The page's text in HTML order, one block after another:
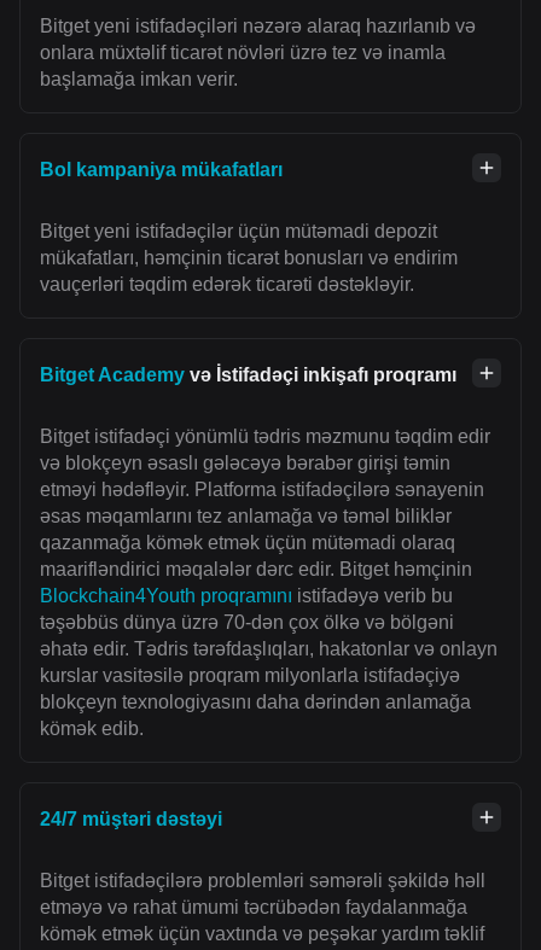
Bitget yeni istifadəçiləri nəzərə alaraq hazırlanıb və
onlara müxtəlif ticarət növləri üzrə tez və inamla
başlamağa imkan verir.
Bol kampaniya mükafatları
Bitget yeni istifadəçilər üçün mütəmadi depozit
mükafatları, həmçinin ticarət bonusları və endirim
vauçerləri təqdim edərək ticarəti dəstəkləyir.
Bitget Academy və İstifadəçi inkişafı proqramı
Bitget istifadəçi yönümlü tədris məzmunu təqdim edir
və blokçeyn əsaslı gələcəyə bərabər girişi təmin
etməyi hədəfləyir. Platforma istifadəçilərə sənayenin
əsas məqamlarını tez anlamağa və təməl biliklər
qazanmağa kömək etmək üçün mütəmadi olaraq
maarifləndirici məqalələr dərc edir. Bitget həmçinin
Blockchain4Youth proqramını istifadəyə verib bu
təşəbbüs dünya üzrə 70-dən çox ölkə və bölgəni
əhatə edir. Tədris tərəfdaşlıqları, hakatonlar və onlayn
kurslar vasitəsilə proqram milyonlarla istifadəçiyə
blokçeyn texnologiyasını daha dərindən anlamağa
kömək edib.
24/7 müştəri dəstəyi
Bitget istifadəçilərə problemləri səmərəli şəkildə həll
etməyə və rahat ümumi təcrübədən faydalanmağa
kömək etmək üçün vaxtında və peşəkar yardım təklif